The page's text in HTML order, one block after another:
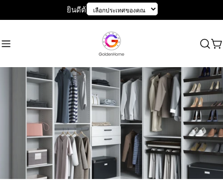
ไป
เนื้อหา
ยินดีต้อนรับสู่ GoldenHome
ร